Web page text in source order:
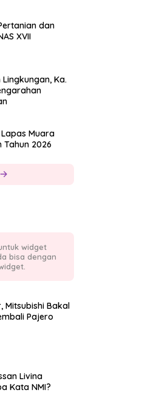
dan
XVII
Ka.
Muara
Tahun 2026
widget
bisa dengan
Mitsubishi Bakal
Pajero
Livina
Kata NMI?